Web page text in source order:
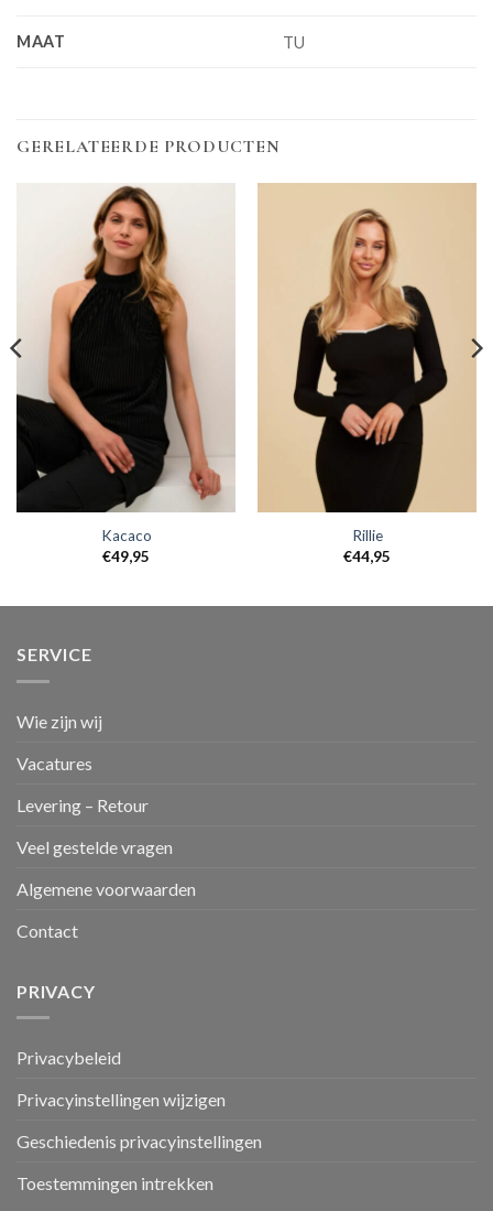
MAAT TU
GERELATEERDE PRODUCTEN
Kacaco
€49,95
Rillie
€44,95
SERVICE
Wie zijn wij
Vacatures
Levering – Retour
Veel gestelde vragen
Algemene voorwaarden
Contact
PRIVACY
Privacybeleid
Privacyinstellingen wijzigen
Geschiedenis privacyinstellingen
Toestemmingen intrekken